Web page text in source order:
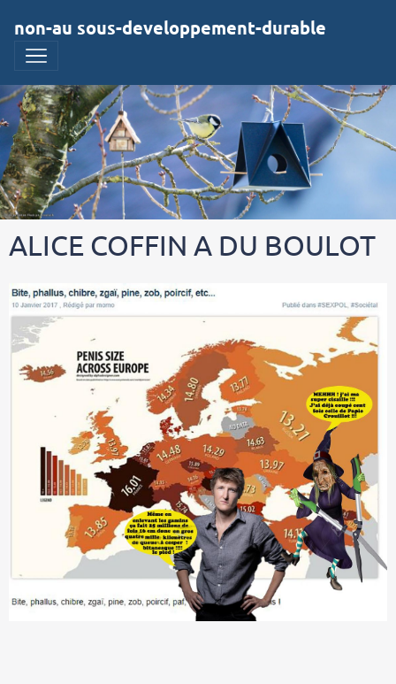
non-au sous-developpement-durable
ALICE COFFIN A DU BOULOT